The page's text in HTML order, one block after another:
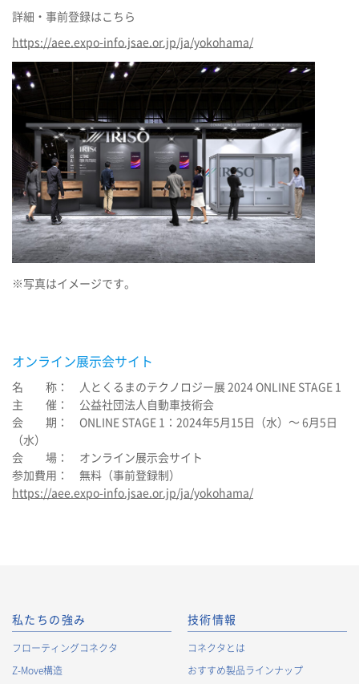
詳細・事前登録はこちら
https://aee.expo-info.jsae.or.jp/ja/yokohama/
※写真はイメージです。
オンライン展示会サイト
名 称： 人とくるまのテクノロジー展 2024 ONLINE STAGE 1
主 催： 公益社団法人自動車技術会
会 期： ONLINE STAGE 1：2024年5月15日（水）～ 6月5日
（水）
会 場： オンライン展示会サイト
参加費用： 無料（事前登録制）
https://aee.expo-info.jsae.or.jp/ja/yokohama/
私たちの強み
フローティングコネクタ
Z-Move構造
技術情報
コネクタとは
おすすめ製品ラインナップ